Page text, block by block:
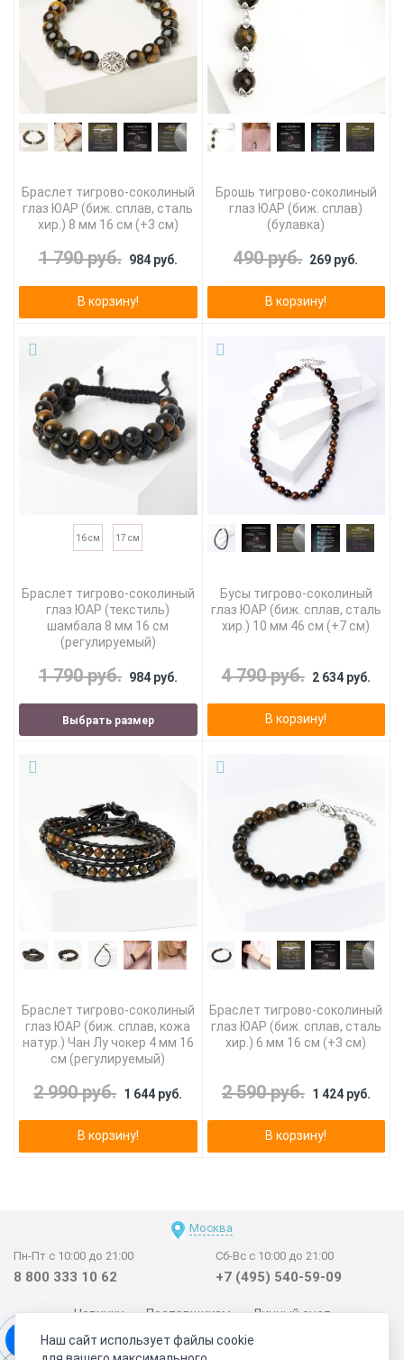
Браслет тигрово-соколиный
глаз ЮАР (биж. сплав, сталь
хир.) 8 мм 16 см (+3 см)
1 790 руб. 984 руб.
В корзину!
Брошь тигрово-соколиный
глаз ЮАР (биж. сплав)
(булавка)
490 руб. 269 руб.
В корзину!
16 см 17 см
Браслет тигрово-соколиный
глаз ЮАР (текстиль)
шамбала 8 мм 16 см
(регулируемый)
1 790 руб. 984 руб.
Выбрать размер
Бусы тигрово-соколиный
глаз ЮАР (биж. сплав, сталь
хир.) 10 мм 46 см (+7 см)
4 790 руб. 2 634 руб.
В корзину!
Браслет тигрово-соколиный
глаз ЮАР (биж. сплав, кожа
натур.) Чан Лу чокер 4 мм 16
см (регулируемый)
2 990 руб. 1 644 руб.
В корзину!
Браслет тигрово-соколиный
глаз ЮАР (биж. сплав, сталь
хир.) 6 мм 16 см (+3 см)
2 590 руб. 1 424 руб.
В корзину!
Москва
Пн-Пт с 10:00 до 21:00
8 800 333 10 62
Сб-Вс с 10:00 до 21:00
+7 (495) 540-59-09
Новинки Поставщикам
Личный счет
Договор-оферта
О нас
Наши магазины
Наш сайт использует файлы cookie